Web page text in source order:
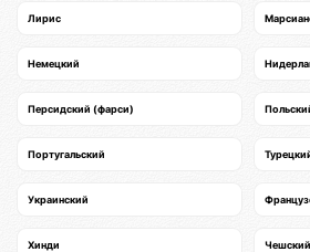
Лирис
Немецкий
Персидский (фарси)
Португальский
Украинский
Хинди Чешский